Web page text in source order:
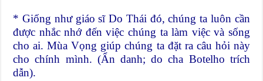
* Giống như giáo sĩ Do Thái đó, chúng ta luôn cần
được nhắc nhớ đến việc chúng ta làm việc và sống
cho ai. Mùa Vọng giúp chúng ta đặt ra câu hỏi này
cho chính mình. (Ẩn danh; do cha Botelho trích
dẫn).